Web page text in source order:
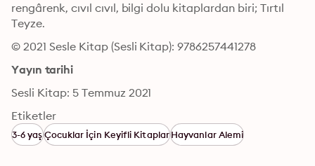
rengârenk, cıvıl cıvıl, bilgi dolu kitaplardan biri; Tırtıl
Teyze.
© 2021 Sesle Kitap (Sesli Kitap): 9786257441278
Yayın tarihi
Sesli Kitap: 5 Temmuz 2021
Etiketler
3-6 yaşÇocuklar İçin Keyifli KitaplarHayvanlar Alemi